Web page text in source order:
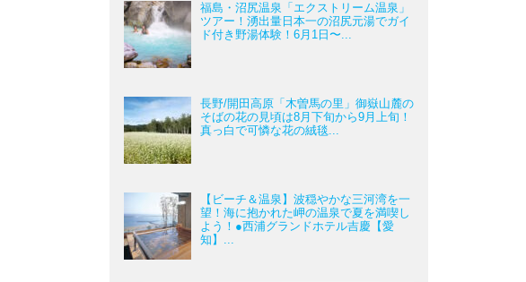
福島・沼尻温泉「エクストリーム温泉」
ツアー！湧出量日本一の沼尻元湯でガイ
ド付き野湯体験！6月1日〜...
長野/開田高原「木曽馬の里」御嶽山麓の
そばの花の見頃は8月下旬から9月上旬！
真っ白で可憐な花の絨毯...
【ビーチ＆温泉】波穏やかな三河湾を一
望！海に抱かれた岬の温泉で夏を満喫し
よう！●西浦グランドホテル吉慶【愛
知】...